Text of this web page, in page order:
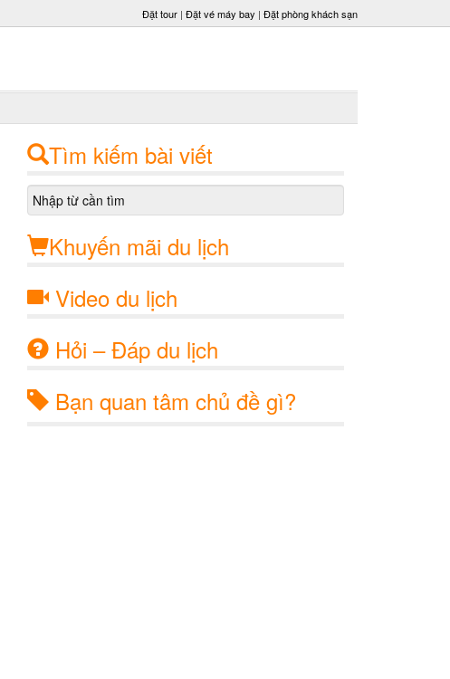
Đặt tour | Đặt vé máy bay | Đặt phòng khách sạn
Tìm kiếm bài viết
Khuyến mãi du lịch
Video du lịch
Hỏi – Đáp du lịch
Bạn quan tâm chủ đề gì?